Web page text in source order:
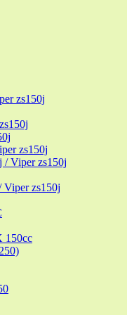
zs150j
zs150j
/ Viper zs150j
zs150j
150cc